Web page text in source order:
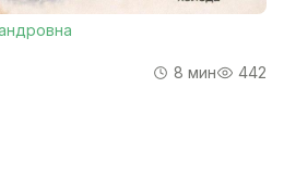
8 мин 442